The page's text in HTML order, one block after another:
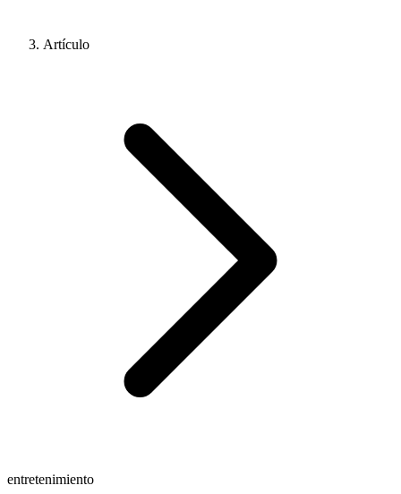
Artículo
entretenimiento